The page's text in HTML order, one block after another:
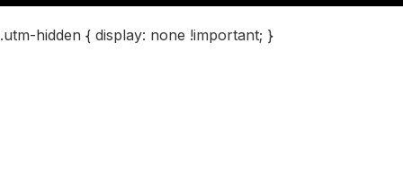
.utm-hidden { display: none !important; }